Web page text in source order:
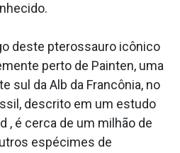
deste pterossauro icônico
perto de Painten, uma
sul da Alb da Francônia, no
descrito em um estudo
, é cerca de um milhão de
espécimes de